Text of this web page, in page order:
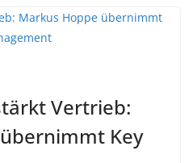
Vertrieb:
Key